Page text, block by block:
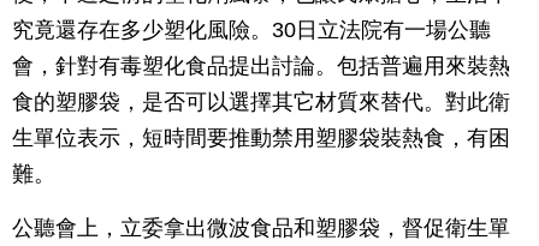
究竟還存在多少塑化風險。30日立法院有一場公聽
會，針對有毒塑化食品提出討論。包括普遍用來裝熱
食的塑膠袋，是否可以選擇其它材質來替代。對此衛
生單位表示，短時間要推動禁用塑膠袋裝熱食，有困
難。
公聽會上，立委拿出微波食品和塑膠袋，督促衛生單